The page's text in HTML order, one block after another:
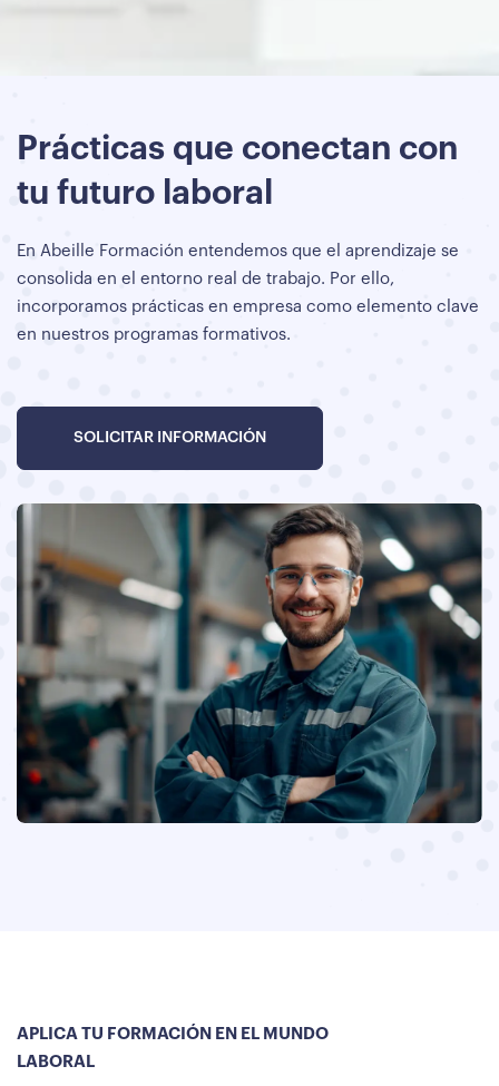
Prácticas que conectan con
tu futuro laboral
En Abeille Formación entendemos que el aprendizaje se
consolida en el entorno real de trabajo. Por ello,
incorporamos prácticas en empresa como elemento clave
en nuestros programas formativos.
SOLICITAR INFORMACIÓN
APLICA TU FORMACIÓN EN EL MUNDO
LABORAL